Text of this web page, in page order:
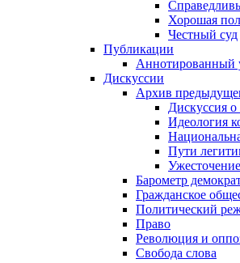
Хорошая
Честный суд
Публикации
Аннотированный
Дискуссии
Архив
Дискуссия
Идеология
Пути
Барометр
Гражданское
Политический
Право
Революция и
Свобода слова